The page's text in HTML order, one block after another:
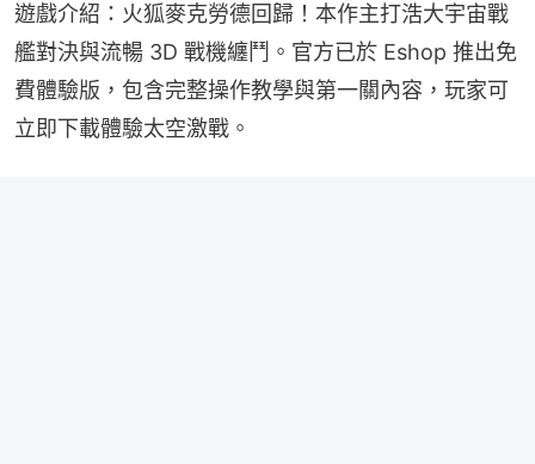
遊戲介紹：火狐麥克勞德回歸！本作主打浩大宇宙戰
艦對決與流暢 3D 戰機纏鬥。官方已於 Eshop 推出免
費體驗版，包含完整操作教學與第一關內容，玩家可
立即下載體驗太空激戰。